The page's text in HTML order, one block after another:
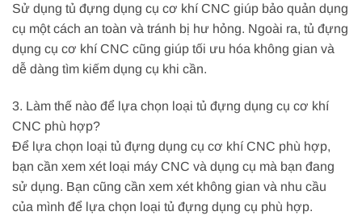
Sử dụng tủ đựng dụng cụ cơ khí CNC giúp bảo quản dụng
cụ một cách an toàn và tránh bị hư hỏng. Ngoài ra, tủ đựng
dụng cụ cơ khí CNC cũng giúp tối ưu hóa không gian và
dễ dàng tìm kiếm dụng cụ khi cần.
3. Làm thế nào để lựa chọn loại tủ đựng dụng cụ cơ khí
CNC phù hợp?
Để lựa chọn loại tủ đựng dụng cụ cơ khí CNC phù hợp,
bạn cần xem xét loại máy CNC và dụng cụ mà bạn đang
sử dụng. Bạn cũng cần xem xét không gian và nhu cầu
của mình để lựa chọn loại tủ đựng dụng cụ phù hợp.